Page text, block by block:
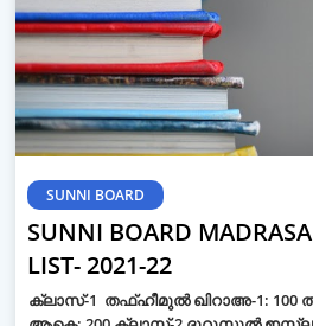
SUNNI BOARD
SUNNI BOARD
LIST- 2021-22
ക്ലാസ്-1 തഫ്ഹീമുല്‍ ഖിറാഅ-1: 100